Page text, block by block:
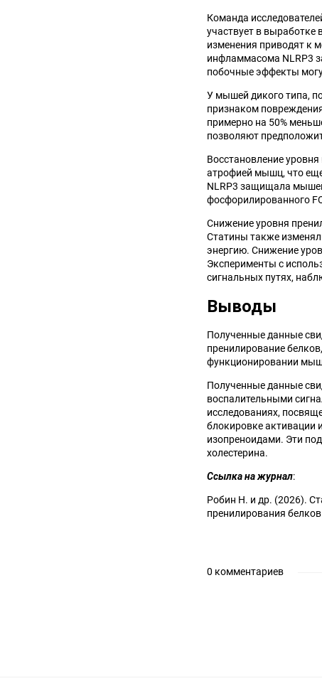
Команда
участвует в
изменения приводят к
инфламмасома NLRP3
побочные эффекты
У мышей дикого типа,
признаком
примерно на 50%
позволяют
Восстановление
атрофией мышц, что
NLRP3 защищала
фосфорилированного
Снижение уровня
Статины также
энергию. Снижение
Эксперименты с
сигнальных путях,
Выводы
Полученные данные
пренилирование
функционировании
Полученные данные
воспалительными
исследованиях,
блокировке активации
изопреноидами. Эти
холестерина.
Ссылка на журнал:
Робин Н. и др. (2026).
пренилирования
0 комментариев